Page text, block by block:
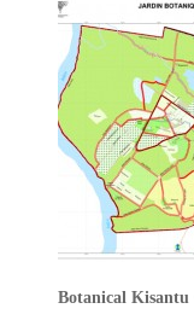
Botanical Kisantu